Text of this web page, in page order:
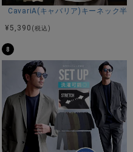
スーパーストレッチバンドカラー
CavariA(キャバリア)キーネック半
¥ 5,390 (税込)
8